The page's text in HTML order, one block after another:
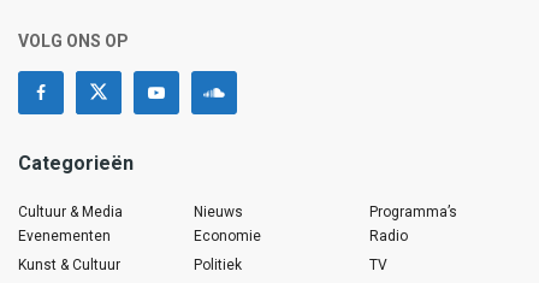
VOLG ONS OP
Categorieën
Cultuur & Media
Evenementen
Kunst & Cultuur
Nieuws
Economie
Politiek
Programma’s
Radio
TV